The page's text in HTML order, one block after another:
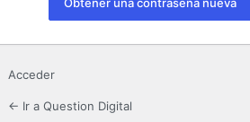
Acceder
← Ir a Question Digital